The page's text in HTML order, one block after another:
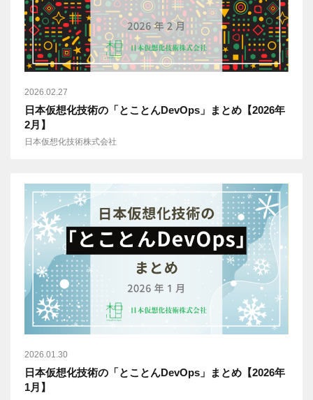
2026.02.27
日本仮想化技術の「とことんDevOps」まとめ【2026年
2月】
日本仮想化技術株式会社
2026.01.30
日本仮想化技術の「とことんDevOps」まとめ【2026年
1月】